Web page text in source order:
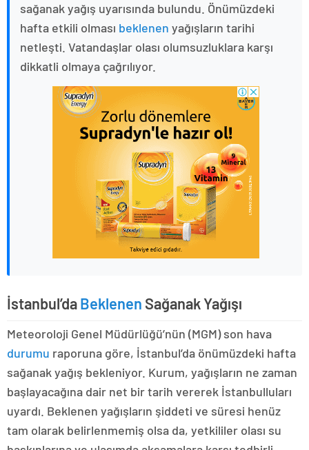
sağanak yağış uyarısında bulundu. Önümüzdeki
hafta etkili olması beklenen yağışların tarihi
netleşti. Vatandaşlar olası olumsuzluklara karşı
dikkatli olmaya çağrılıyor.
İstanbul’daBeklenen Sağanak Yağışı
Meteoroloji Genel Müdürlüğü’nün (MGM) son hava
durumu raporuna göre, İstanbul’da önümüzdeki hafta
sağanak yağış bekleniyor. Kurum, yağışların ne zaman
başlayacağına dair net bir tarih vererek İstanbulluları
uyardı. Beklenen yağışların şiddeti ve süresi henüz
tam olarak belirlenmemiş olsa da, yetkililer olası su